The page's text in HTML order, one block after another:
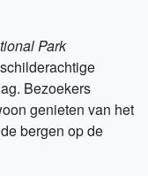
Park
Bezoekers
genieten van het
bergen op de